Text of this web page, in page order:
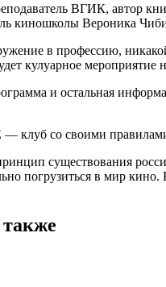
ВГИК, автор
киношколы Вероника
в профессию,
кулуарное
и остальная
клуб со своими
существования
погрузиться в мир